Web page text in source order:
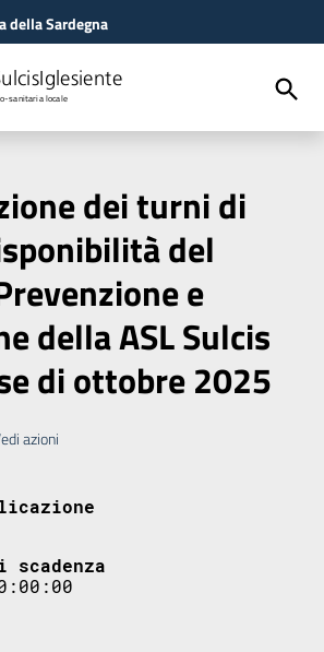
della Sardegna
sanitaria locale
dei turni di
del
e
della ASL Sulcis
di ottobre 2025
azioni